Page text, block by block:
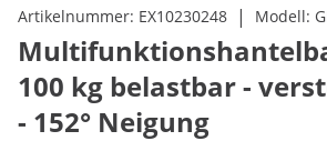
Artikelnummer: EX10230248 | Modell:
100 kg belastbar -
- 152° Neigung